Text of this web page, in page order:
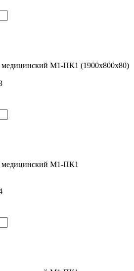
медицинский М1-ПК1 (1900х800х80)
медицинский М1-ПК1